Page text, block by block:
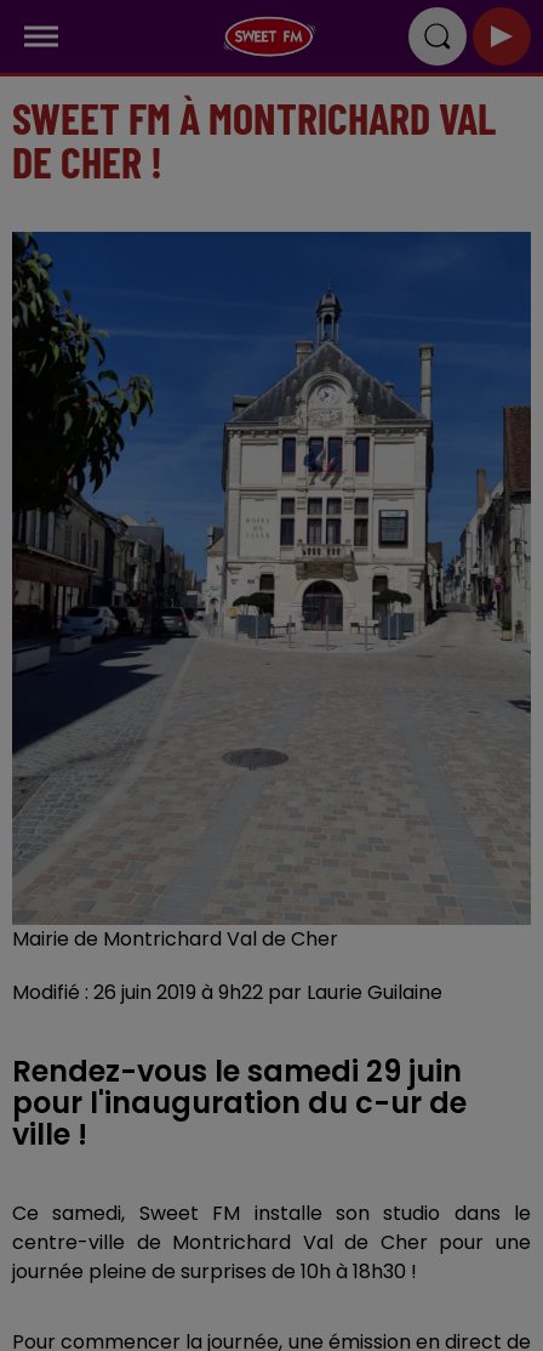
SWEET FM À MONTRICHARD VAL
DE CHER !
Mairie de Montrichard Val de Cher
Modifié : 26 juin 2019 à 9h22 par Laurie Guilaine
Rendez-vous le samedi 29 juin
pour l'inauguration du c-ur de
ville !
Ce samedi, Sweet FM installe son studio dans le
centre-ville de Montrichard Val de Cher pour une
journée pleine de surprises de 10h à 18h30 !
Pour commencer la journée, une émission en direct de